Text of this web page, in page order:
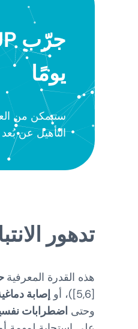
يومًا
ستتمكن من
التأهيل عن بُعد
تدهور
هذه القدرة المعرفية
[5,6])، أو
إصابة
وحتى اضطرابات